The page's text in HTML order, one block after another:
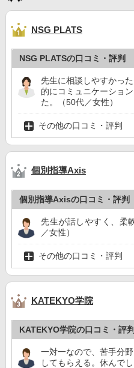
NSG PLATS
NSG PLATSの口コミ・評判
先生に相談しやすかっ
的にコミュニケーショ
た。（50代／女性）
その他の口コミ・評判
個別指導Axis
個別指導Axisの口コミ・評判
先生が話しやすく、柔
／女性）
その他の口コミ・評判
KATEKYO学院
KATEKYO学院の口コミ・評判
一対一なので、苦手分
してもらえる。休んで